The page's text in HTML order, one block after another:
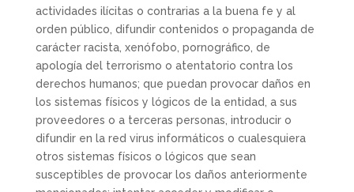
actividades ilícitas o contrarias a la buena fe y al
orden público, difundir contenidos o propaganda de
carácter racista, xenófobo, pornográfico, de
apología del terrorismo o atentatorio contra los
derechos humanos; que puedan provocar daños en
los sistemas físicos y lógicos de la entidad, a sus
proveedores o a terceras personas, introducir o
difundir en la red virus informáticos o cualesquiera
otros sistemas físicos o lógicos que sean
susceptibles de provocar los daños anteriormente